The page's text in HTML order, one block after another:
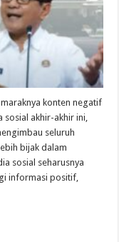
Sosial
konten negatif
akhir-akhir ini,
seluruh
bijak dalam
sosial seharusnya
informasi positif,